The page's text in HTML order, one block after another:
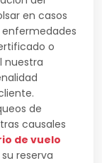
en casos
o
nuestra
de
causales
de vuelo
su reserva